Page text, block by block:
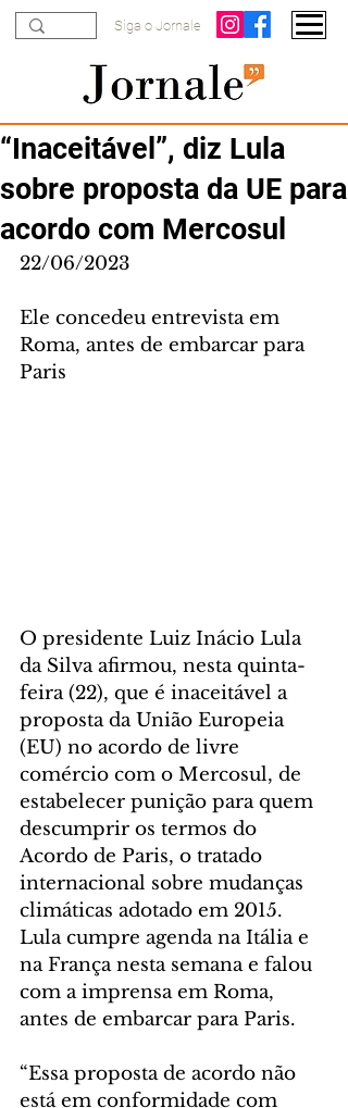
Siga o Jornale
“Inaceitável”, diz Lula
sobre proposta da UE para
acordo com Mercosul
22/06/2023
Ele concedeu entrevista em
Roma, antes de embarcar para
Paris
O presidente Luiz Inácio Lula
da Silva afirmou, nesta quinta-
feira (22), que é inaceitável a
proposta da União Europeia
(EU) no acordo de livre
comércio com o Mercosul, de
estabelecer punição para quem
descumprir os termos do
Acordo de Paris, o tratado
internacional sobre mudanças
climáticas adotado em 2015.
Lula cumpre agenda na Itália e
na França nesta semana e falou
com a imprensa em Roma,
antes de embarcar para Paris.
“Essa proposta de acordo não
está em conformidade com